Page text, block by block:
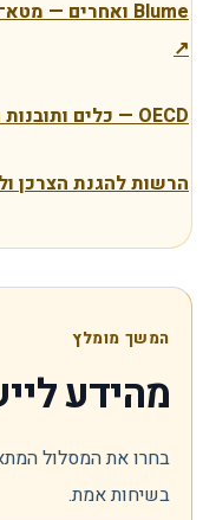
Blume ואחרים — מטא־אנליזה על העברת למידה לעבודה
↗
OECD — כלים ותובנות התנהגותיות למדיניות ולבחירה
הרשות להגנת הצרכן
המשך מומלץ
מהידע
בחרו את המסלול
בשיחות אמת.